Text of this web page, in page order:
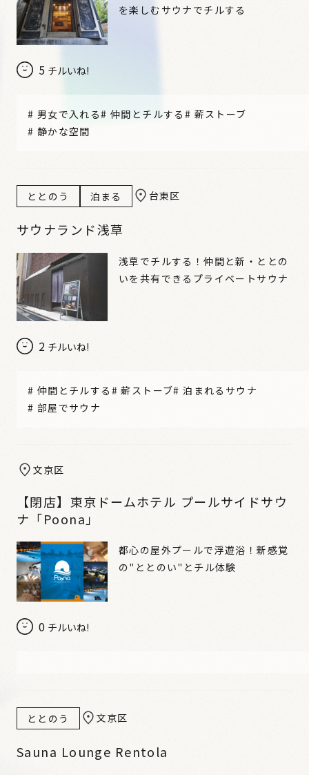
5 チルいね!
を楽しむサウナでチルする
# 男女で入れる#仲間とチルする # 薪ストーブ
# 静かな空間
ととのう 泊まる 台東区
サウナランド浅草
2 チルいね!
浅草でチルする！仲間と新・ととの
いを共有できるプライベートサウナ
# 仲間とチルする #薪ストーブ#泊まれるサウナ
# 部屋でサウナ
文京区
【閉店】東京ドームホテル プールサイドサウ
ナ「Poona」
0 チルいね!
都心の屋外プールで浮遊浴！新感覚
の"ととのい"とチル体験
ととのう 文京区
Sauna Lounge Rentola